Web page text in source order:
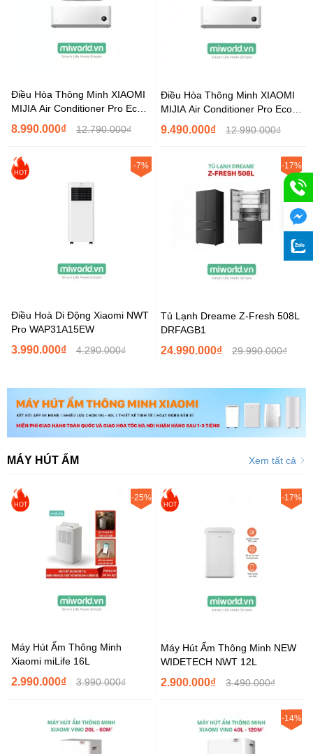
Điều Hòa Thông Minh XIAOMI
MIJIA Air Conditioner Pro Eco
Inverter 1.0HP Bản Quốc Tế...
8.990.000₫ 12.790.000₫
Điều Hòa Thông Minh XIAOMI
MIJIA Air Conditioner Pro Eco
Inverter 1.5HP Bản Quốc Tế...
9.490.000₫ 12.990.000₫
HOT
-7%
Điều Hoà Di Động Xiaomi NWT
Pro WAP31A15EW
3.990.000₫ 4.290.000₫
-17%
Tủ Lạnh Dreame Z-Fresh 508L
DRFAGB1
24.990.000₫ 29.990.000₫
MÁY HÚT ẨM Xem tất cả
HOT
-25%
Máy Hút Ẩm Thông Minh
Xiaomi miLife 16L
2.990.000₫ 3.990.000₫
HOT
-17%
Máy Hút Ẩm Thông Minh NEW
WIDETECH NWT 12L
2.900.000₫ 3.490.000₫
-14%